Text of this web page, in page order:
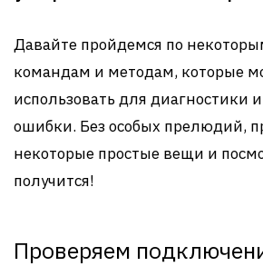
Давайте пройдемся по
командам и методам, которые
использовать для диагностики
ошибки. Без особых прелюдий,
некоторые простые вещи и
получится!
Проверяем